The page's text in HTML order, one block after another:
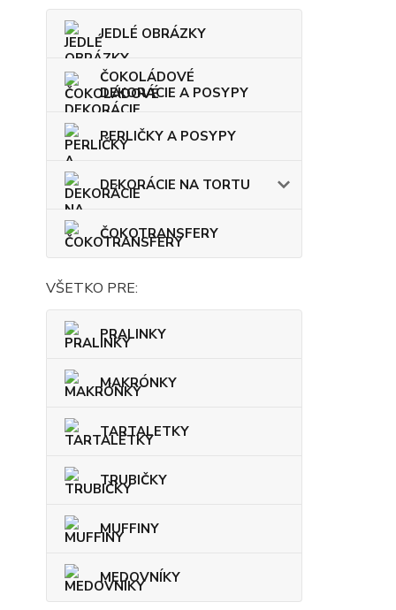
JEDLÉ OBRÁZKY
ČOKOLÁDOVÉ
DEKORÁCIE A POSYPY
PERLIČKY A POSYPY
DEKORÁCIE NA TORTU
ČOKOTRANSFERY
VŠETKO PRE:
PRALINKY
MAKRÓNKY
TARTALETKY
TRUBIČKY
MUFFINY
MEDOVNÍKY